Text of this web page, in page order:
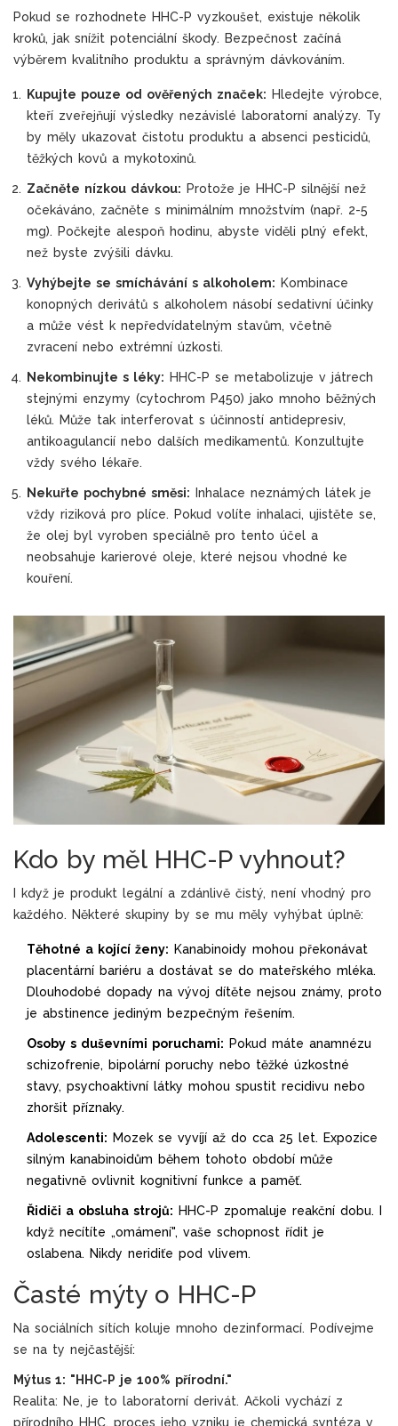
Pokud se rozhodnete HHC-P vyzkoušet, existuje několik
kroků, jak snížit potenciální škody. Bezpečnost začíná
výběrem kvalitního produktu a správným dávkováním.
Kupujte pouze od ověřených značek: Hledejte výrobce,
kteří zveřejňují výsledky nezávislé laboratorní analýzy. Ty
by měly ukazovat čistotu produktu a absenci pesticidů,
těžkých kovů a mykotoxinů.
Začněte nízkou dávkou: Protože je HHC-P silnější než
očekáváno, začněte s minimálním množstvím (např. 2-5
mg). Počkejte alespoň hodinu, abyste viděli plný efekt,
než byste zvýšili dávku.
Vyhýbejte se smíchávání s alkoholem: Kombinace
konopných derivátů s alkoholem násobí sedativní účinky
a může vést k nepředvídatelným stavům, včetně
zvracení nebo extrémní úzkosti.
Nekombinujte s léky: HHC-P se metabolizuje v játrech
stejnými enzymy (cytochrom P450) jako mnoho běžných
léků. Může tak interferovat s účinností antidepresiv,
antikoagulancií nebo dalších medikamentů. Konzultujte
vždy svého lékaře.
Nekuřte pochybné směsi: Inhalace neznámých látek je
vždy riziková pro plíce. Pokud volíte inhalaci, ujistěte se,
že olej byl vyroben speciálně pro tento účel a
neobsahuje karierové oleje, které nejsou vhodné ke
kouření.
Kdo by měl HHC-P vyhnout?
I když je produkt legální a zdánlivě čistý, není vhodný pro
každého. Některé skupiny by se mu měly vyhýbat úplně:
Těhotné a kojící ženy: Kanabinoidy mohou překonávat
placentární bariéru a dostávat se do mateřského mléka.
Dlouhodobé dopady na vývoj dítěte nejsou známy, proto
je abstinence jediným bezpečným řešením.
Osoby s duševními poruchami: Pokud máte anamnézu
schizofrenie, bipolární poruchy nebo těžké úzkostné
stavy, psychoaktivní látky mohou spustit recidivu nebo
zhoršit příznaky.
Adolescenti: Mozek se vyvíjí až do cca 25 let. Expozice
silným kanabinoidům během tohoto období může
negativně ovlivnit kognitivní funkce a paměť.
Řidiči a obsluha strojů: HHC-P zpomaluje reakční dobu. I
když necítíte „omámení", vaše schopnost řídit je
oslabena. Nikdy neridiťe pod vlivem.
Časté mýty o HHC-P
Na sociálních sítích koluje mnoho dezinformací. Podívejme
se na ty nejčastější:
Mýtus 1: "HHC-P je 100% přírodní."
Realita: Ne, je to laboratorní derivát. Ačkoli vychází z
přírodního HHC, proces jeho vzniku je chemická syntéza v